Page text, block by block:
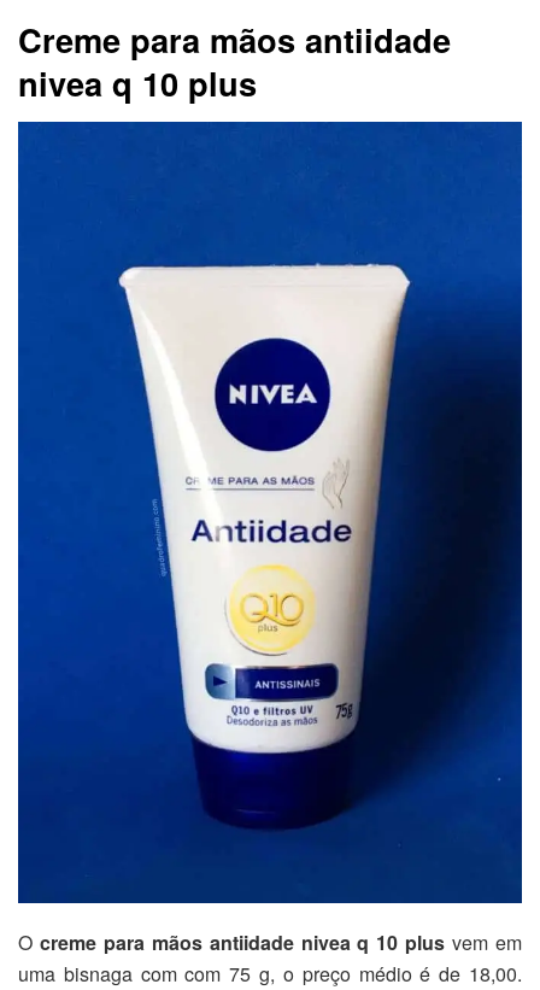
Creme para mãos antiidade
nivea q 10 plus
O creme para mãos antiidade nivea q 10 plusvem em
uma bisnaga com com 75 g, o preço médio é de 18,00.